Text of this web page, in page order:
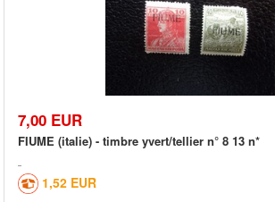
7,00 EUR
FIUME (italie) - timbre yvert/tellier n° 8 13 n*
1,52 EUR